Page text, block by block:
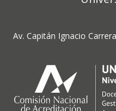
Av. Capitán Ignacio